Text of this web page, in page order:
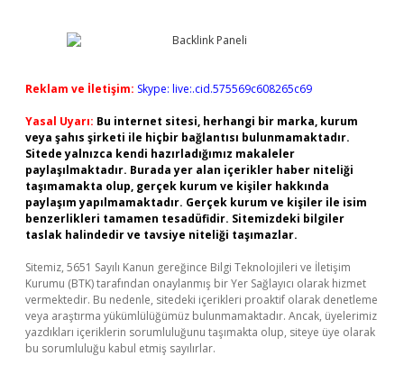
Reklam ve İletişim: Skype: live:.cid.575569c608265c69
Yasal Uyarı: Bu internet sitesi, herhangi bir marka, kurum
veya şahıs şirketi ile hiçbir bağlantısı bulunmamaktadır.
Sitede yalnızca kendi hazırladığımız makaleler
paylaşılmaktadır. Burada yer alan içerikler haber niteliği
taşımamakta olup, gerçek kurum ve kişiler hakkında
paylaşım yapılmamaktadır. Gerçek kurum ve kişiler ile isim
benzerlikleri tamamen tesadüfidir. Sitemizdeki bilgiler
taslak halindedir ve tavsiye niteliği taşımazlar.
Sitemiz, 5651 Sayılı Kanun gereğince Bilgi Teknolojileri ve İletişim
Kurumu (BTK) tarafından onaylanmış bir Yer Sağlayıcı olarak hizmet
vermektedir. Bu nedenle, sitedeki içerikleri proaktif olarak denetleme
veya araştırma yükümlülüğümüz bulunmamaktadır. Ancak, üyelerimiz
yazdıkları içeriklerin sorumluluğunu taşımakta olup, siteye üye olarak
bu sorumluluğu kabul etmiş sayılırlar.